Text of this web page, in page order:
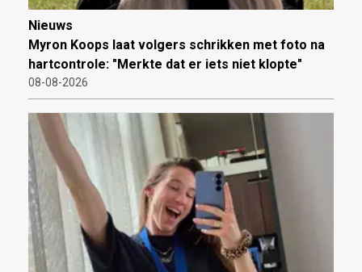
Nieuws
Myron Koops laat volgers schrikken met foto na
hartcontrole: "Merkte dat er iets niet klopte"
08-08-2026